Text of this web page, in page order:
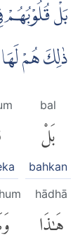
بَلْ
ذٰلِكَ هُمْ
bal
بَلْ
bahkan
hādhā
هَٰذَا